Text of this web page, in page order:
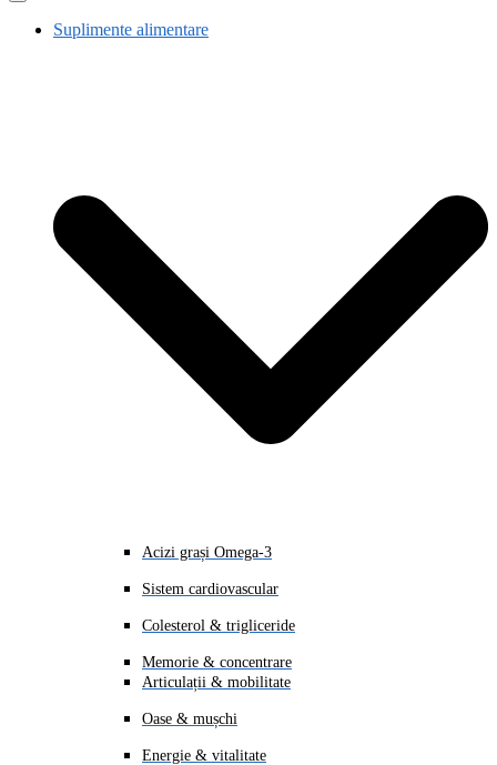
Suplimente alimentare
Acizi grași Omega-3
Sistem cardiovascular
Colesterol & trigliceride
Memorie & concentrare
Articulații & mobilitate
Oase & mușchi
Energie & vitalitate